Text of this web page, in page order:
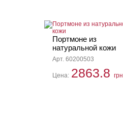
Портмоне из
натуральной кожи
Арт. 60200503
Цена: 2863.8 грн